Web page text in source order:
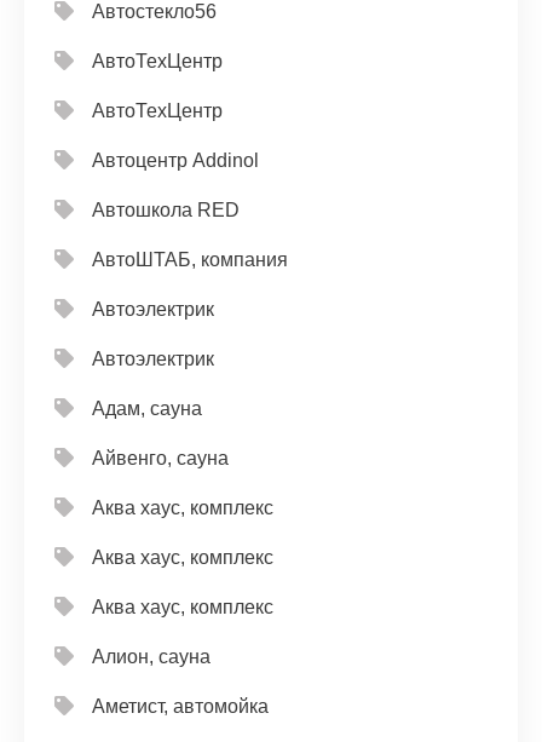
Автостекло56
АвтоТехЦентр
АвтоТехЦентр
Автоцентр Addinol
Автошкола RED
АвтоШТАБ, компания
Автоэлектрик
Автоэлектрик
Адам, сауна
Айвенго, сауна
Аква хаус, комплекс
Аква хаус, комплекс
Аква хаус, комплекс
Алион, сауна
Аметист, автомойка